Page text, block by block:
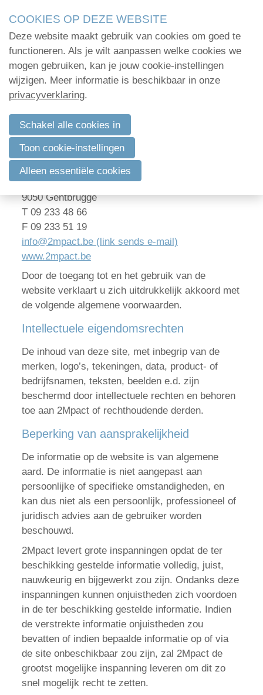
links
Jump
to
navigation
Jump
main
content
Menu
Disclaimer & Privacy Policy
Deze website is eigendom van:
2Mpact nv
(ONr: BE 0472 134 137)
Kerkstraat 108
9050 Gentbrugge
T 09 233 48 66
F 09 233 51 19
info@2mpact.be (link sends e-mail)
www.2mpact.be
Door de toegang tot en het gebruik van de
website verklaart u zich uitdrukkelijk akkoord met
de volgende algemene voorwaarden.
Intellectuele eigendomsrechten
De inhoud van deze site, met inbegrip van de
merken, logo’s, tekeningen, data, product- of
bedrijfsnamen, teksten, beelden e.d. zijn
beschermd door intellectuele rechten en behoren
toe aan 2Mpact of rechthoudende derden.
Beperking van aansprakelijkheid
De informatie op de website is van algemene
aard. De informatie is niet aangepast aan
persoonlijke of specifieke omstandigheden, en
kan dus niet als een persoonlijk, professioneel of
juridisch advies aan de gebruiker worden
beschouwd.
2Mpact levert grote inspanningen opdat de ter
beschikking gestelde informatie volledig, juist,
nauwkeurig en bijgewerkt zou zijn. Ondanks deze
inspanningen kunnen onjuistheden zich voordoen
in de ter beschikking gestelde informatie. Indien
de verstrekte informatie onjuistheden zou
bevatten of indien bepaalde informatie op of via
de site onbeschikbaar zou zijn, zal 2Mpact de
grootst mogelijke inspanning leveren om dit zo
snel mogelijk recht te zetten.
Home
Administratie
Communicatie
Verenigingsadvies
Mijn deelnamecertificaten
Dag van de
English
Français
Nederlands
COOKIES OP DEZE WEBSITE
Deze website maakt gebruik van cookies om goed te
functioneren. Als je wilt aanpassen welke cookies we
mogen gebruiken, kan je jouw cookie-instellingen
wijzigen. Meer informatie is beschikbaar in onze
privacyverklaring.
Schakel alle cookies in
Toon cookie-instellingen
Alleen essentiële cookies